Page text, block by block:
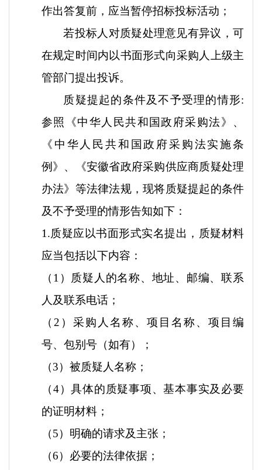
作出答复前，应当暂停招标投标活动；
若投标人对质疑处理意见有异议，可
在规定时间内以书面形式向采购人上级主
管部门提出投诉。
质疑提起的条件及不予受理的情形:
参照《中华人民共和国政府采购法》、
《中华人民共和国政府采购法实施条
例》、《安徽省政府采购供应商质疑处理
办法》等法律法规，现将质疑提起的条件
及不予受理的情形告知如下：
1.质疑应以书面形式实名提出，质疑材料
应当包括以下内容：
（ 1）质疑人的名称、地址、邮编、联系
人及联系电话；
（ 2）采购人名称、项目名称、项目编
号、包别号（如有）；
（3）被质疑人名称；
（4）具体的质疑事项、基本事实及必要
的证明材料；
（5）明确的请求及主张；
（6）必要的法律依据；